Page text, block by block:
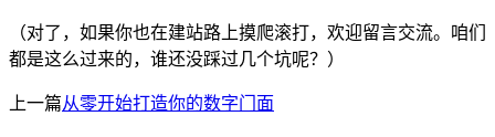
（对了，如果你也在建站路上摸爬滚打，欢迎留言交流。咱们
都是这么过来的，谁还没踩过几个坑呢？）
上一篇从零开始打造你的数字门面